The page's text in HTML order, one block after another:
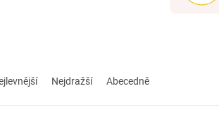
Nejdražší Abecedně